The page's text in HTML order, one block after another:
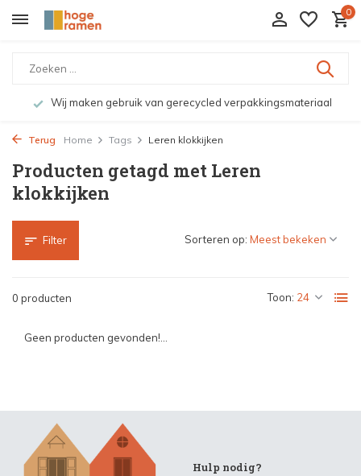
0
Wij maken gebruik van gerecycled verpakkingsmateriaal
Terug Home Tags Leren klokkijken
Producten getagd met Leren
klokkijken
Filter
0 producten Toon:
Sorteren op:
Geen producten gevonden!...
Hulp nodig?